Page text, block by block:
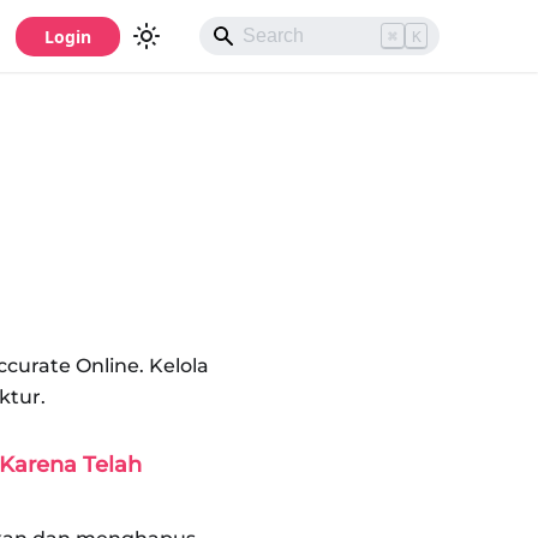
Login ⌘ K
Online. Kelola
Telah